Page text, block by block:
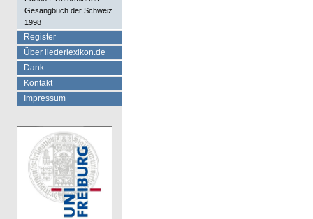
Gesangbuch der Schweiz
1998
Register
Über liederlexikon.de
Dank
Kontakt
Impressum